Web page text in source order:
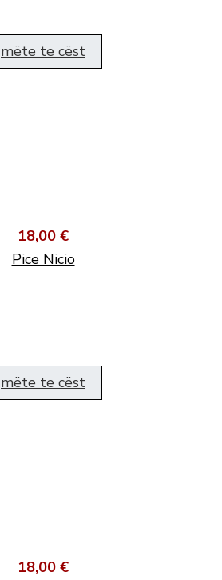
mëte te cëst
18,00 €
Pice Nicio
mëte te cëst
18,00 €